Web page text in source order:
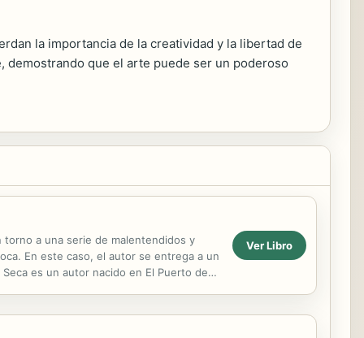
la importancia de la creatividad y la libertad de
que el arte puede ser un poderoso
torno a una serie de malentendidos y
En este caso, el autor se entrega a un
es un autor nacido en El Puerto de
Ver Libro